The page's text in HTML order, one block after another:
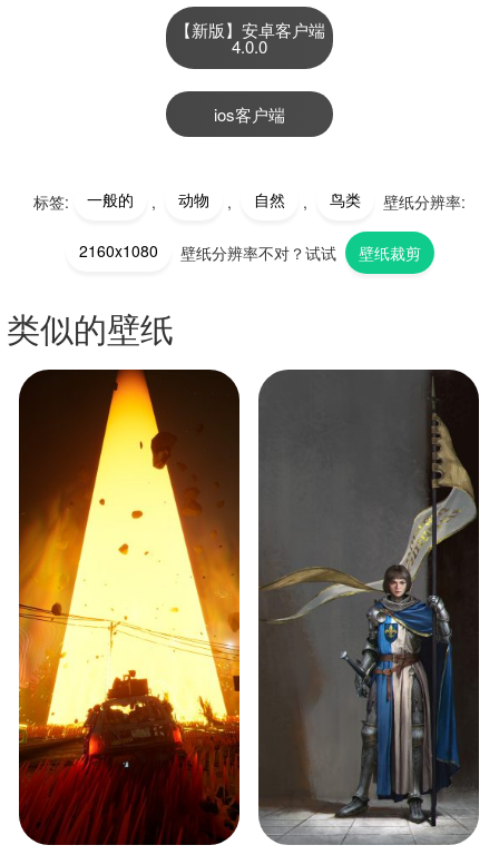
【新版】安卓客户端
4.0.0
ios客户端
标签: 一般的 , 动物 , 自然 , 鸟类 壁纸分辨率:
2160x1080 壁纸分辨率不对？试试 壁纸裁剪
类似的壁纸